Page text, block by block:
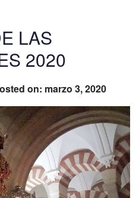
LAS
2020
on: marzo 3, 2020